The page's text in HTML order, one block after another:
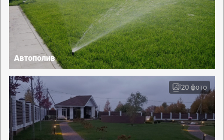
Автополив
20 фото